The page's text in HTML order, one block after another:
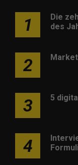
1
Die
des
2
3 5
4